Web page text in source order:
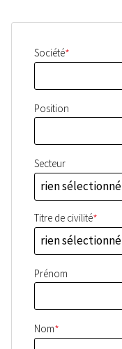
Société*
Position
Secteur
rien sélectionné
Titre de civilité*
rien sélectionné
Prénom
Nom*